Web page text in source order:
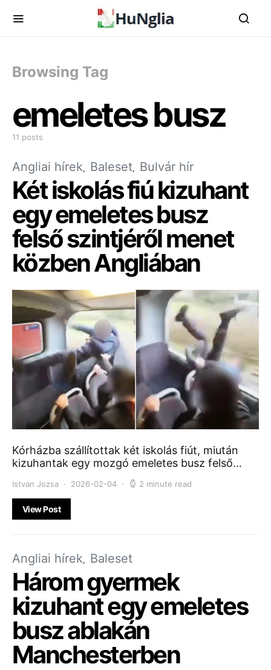
Browsing Tag
emeletes busz
11 posts
Angliai hírek Baleset Bulvár hír
Két iskolás fiú kizuhant
egy emeletes busz
felső szintjéről menet
közben Angliában
Kórházba szállítottak két iskolás fiút, miután
kizuhantak egy mozgó emeletes busz felső…
Istvan Jozsa 2026-02-04 2 minute read
View Post
Angliai hírek Baleset
Három gyermek
kizuhant egy emeletes
busz ablakán
Manchesterben